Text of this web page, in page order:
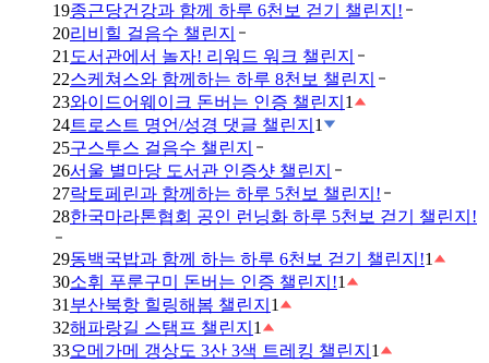
19종근당건강과 함께 하루 6천보 걷기 챌린지!
20리비힐 걸음수 챌린지
21 도서관에서 놀자! 리워드 워크 챌린지
22스케쳐스와 함께하는 하루 8천보 챌린지
23와이드어웨이크 돈버는 인증 챌린지 1
24트로스트 명언/성경 댓글 챌린지 1
25구스투스 걸음수 챌린지
26서울 별마당 도서관 인증샷 챌린지
27락토페린과 함께하는 하루 5천보 챌린지!
28한국마라톤협회 공인 런닝화 하루 5천보 걷기 챌린지!
29동백국밥과 함께 하는 하루 6천보 걷기 챌린지!1
30소휘 푸룬구미 돈버는 인증 챌린지!1
31 부산북항 힐링해봄 챌린지 1
32해파랑길 스탬프 챌린지 1
33오메가메 갱상도 3산 3색 트레킹 챌린지 1